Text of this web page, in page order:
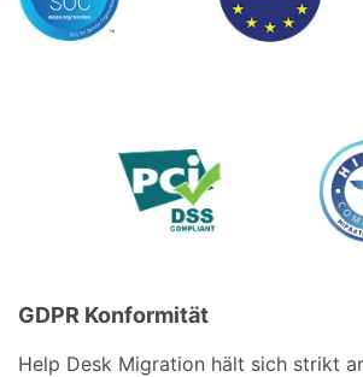
GDPR Konformität
Help Desk Migration hält sich strikt